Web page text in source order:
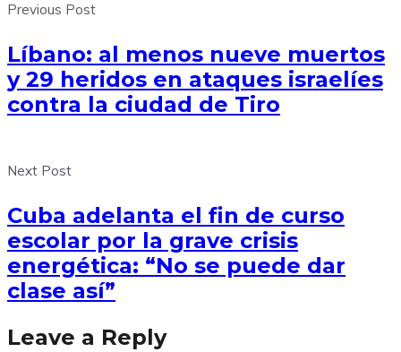
Previous Post
Líbano: al menos nueve muertos
y 29 heridos en ataques israelíes
contra la ciudad de Tiro
Next Post
Cuba adelanta el fin de curso
escolar por la grave crisis
energética: “No se puede dar
clase así”
Leave a Reply